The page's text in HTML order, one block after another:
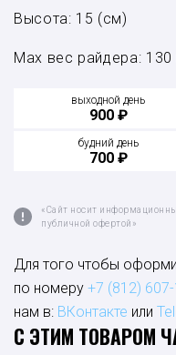
Высота: 15 (см)
Мах вес райдера: 130
выходной день
900 ₽
будний день
700 ₽
«Сайт носит
публичной офертой»
Для того чтобы
по номеру +7 (812)
нам в: ВКонтакте или
С ЭТИМ ТОВАРОМ